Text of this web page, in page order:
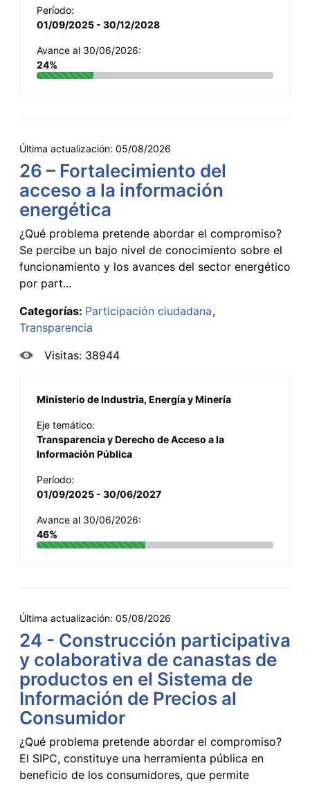
Período:
01/09/2025 - 30/12/2028
Avance al 30/06/2026:
24%
Última actualización: 05/08/2026
26 – Fortalecimiento del
acceso a la información
energética
¿Qué problema pretende abordar el compromiso?
Se percibe un bajo nivel de conocimiento sobre el
funcionamiento y los avances del sector energético
por part...
Categorías: Participación ciudadana
Transparencia
Visitas: 38944
Ministerio de Industria, Energía y Minería
Eje temático:
Transparencia y Derecho de Acceso a la
Información Pública
Período:
01/09/2025 - 30/06/2027
Avance al 30/06/2026:
46%
Última actualización: 05/08/2026
24 - Construcción participativa
y colaborativa de canastas de
productos en el Sistema de
Información de Precios al
Consumidor
¿Qué problema pretende abordar el compromiso?
El SIPC, constituye una herramienta pública en
beneficio de los consumidores, que permite